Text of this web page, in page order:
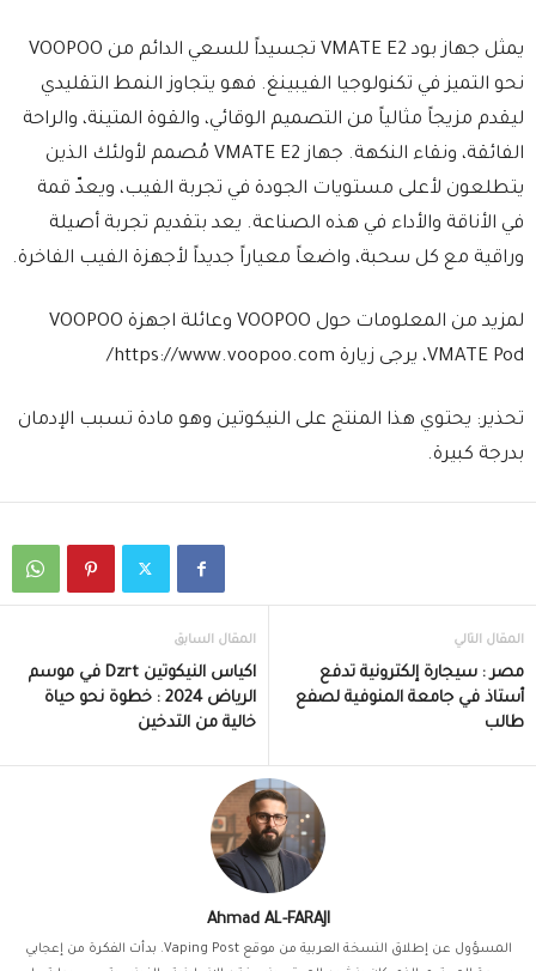
يمثل جهاز بود VMATE E2 تجسيداً للسعي الدائم من VOOPOO
نحو التميز في تكنولوجيا الفيبينغ. فهو يتجاوز النمط التقليدي
ليقدم مزيجاً مثالياً من التصميم الوقائي، والقوة المتينة، والراحة
الفائقة، ونقاء النكهة. جهاز VMATE E2 مُصمم لأولئك الذين
يتطلعون لأعلى مستويات الجودة في تجربة الفيب، ويعدّ قمة
في الأناقة والأداء في هذه الصناعة. يعد بتقديم تجربة أصيلة
وراقية مع كل سحبة، واضعاً معياراً جديداً لأجهزة الفيب الفاخرة.
لمزيد من المعلومات حول VOOPOO وعائلة اجهزة VOOPOO
VMATE Pod، يرجى زيارة https://www.voopoo.com/
تحذير: يحتوي هذا المنتج على النيكوتين وهو مادة تسبب الإدمان
بدرجة كبيرة.
المقال السابق
اكياس النيكوتين Dzrt في موسم
الرياض 2024 : خطوة نحو حياة
خالية من التدخين
المقال التالي
مصر : سيجارة إلكترونية تدفع
أستاذ في جامعة المنوفية لصفع
طالب
Ahmad AL-FARAJI
المسؤول عن إطلاق النسخة العربية من موقع Vaping Post. بدأت الفكرة من إعجابي